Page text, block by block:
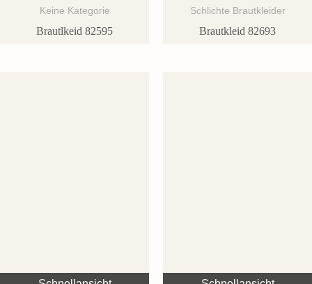
Keine Kategorie
Brautlkeid 82595
Schlichte Brautkleider
Brautkleid 82693